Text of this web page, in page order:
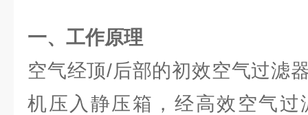
一、工作原理
空气经顶/后部的初效空气过滤
机压入静压箱，经高效空气过